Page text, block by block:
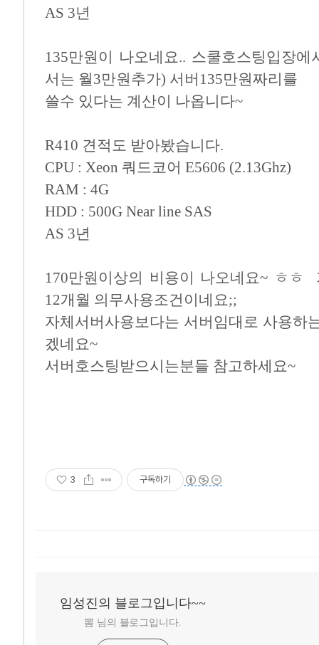
AS 3년
135만원이 나오네요.. 스쿨호스팅입장
서는 월3만원추가) 서버135만원짜리를
쓸수 있다는 계산이 나옵니다~
R410 견적도 받아봤습니다.
CPU : Xeon 쿼드코어 E5606 (2.13Ghz)
RAM : 4G
HDD : 500G Near line SAS
AS 3년
170만원이상의 비용이 나오네요~ ㅎㅎ
12개월 의무사용조건이네요;;
자체서버사용보다는 서버임대로 사용하
겠네요~
서버호스팅받으시는분들 참고하세요~
3 구독하기
임성진의 블로그입니다~~
뽐 님의 블로그입니다.